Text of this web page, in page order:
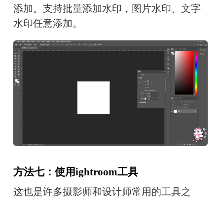
添加。支持批量添加水印，图片水印、文字
水印任意添加。
方法七：使用ightroom工具
这也是许多摄影师和设计师常用的工具之